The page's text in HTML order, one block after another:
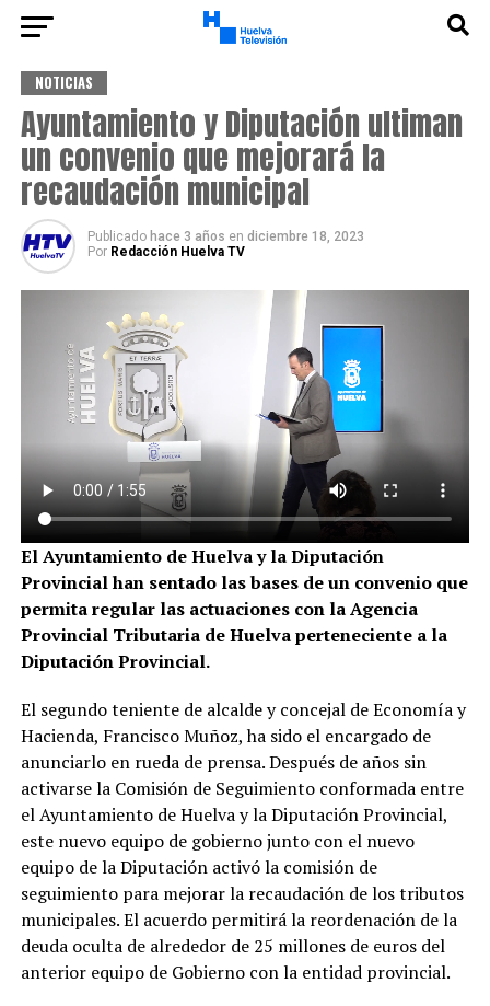
NOTICIAS
Ayuntamiento y Diputación ultiman
un convenio que mejorará la
recaudación municipal
Publicado hace 3 años en diciembre 18, 2023
Por Redacción Huelva TV
El Ayuntamiento de Huelva y la Diputación
Provincial han sentado las bases de un convenio que
permita regular las actuaciones con la Agencia
Provincial Tributaria de Huelva perteneciente a la
Diputación Provincial.
El segundo teniente de alcalde y concejal de Economía y
Hacienda, Francisco Muñoz, ha sido el encargado de
anunciarlo en rueda de prensa. Después de años sin
activarse la Comisión de Seguimiento conformada entre
el Ayuntamiento de Huelva y la Diputación Provincial,
este nuevo equipo de gobierno junto con el nuevo
equipo de la Diputación activó la comisión de
seguimiento para mejorar la recaudación de los tributos
municipales. El acuerdo permitirá la reordenación de la
deuda oculta de alrededor de 25 millones de euros del
anterior equipo de Gobierno con la entidad provincial.